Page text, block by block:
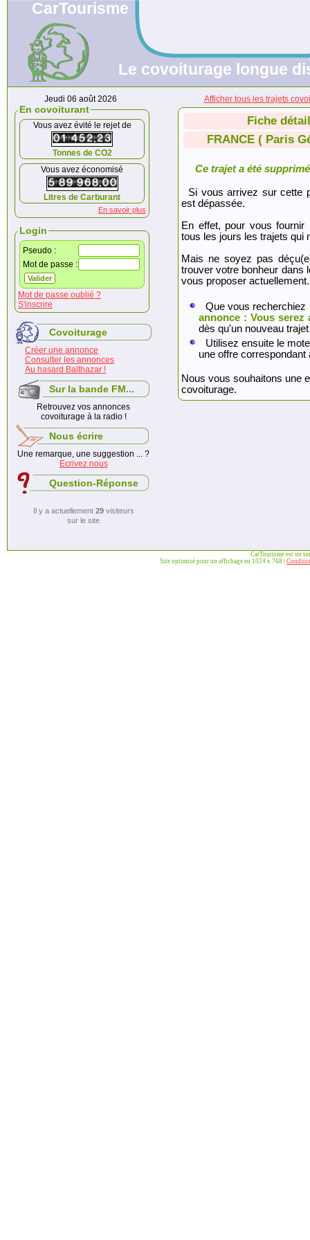
CarTourisme
Le covoiturage longue
Jeudi 06 août 2026
En covoiturant
Vous avez évité le rejet de
Tonnes de CO2
Vous avez économisé
Litres de Carburant
En savoir plus
Login
Pseudo :
Mot de passe :
Mot de passe oublié ?
S'inscrire
Covoiturage
Créer une annonce
Consulter les annonces
Au hasard Balthazar !
Sur la bande FM...
Retrouvez vos annonces
covoiturage à la radio !
Nous écrire
Une remarque, une suggestion ... ?
Ecrivez nous
Question-Réponse
Il y a actuellement 29visiteurs
sur le site
Afficher tous les trajets
Fiche
FRANCE ( Paris
Ce trajet a été
Si vous arrivez sur cette
est dépassée.
En effet, pour vous fournir
tous les jours les trajets qui
Mais ne soyez pas
trouver votre bonheur dans
vous proposer actuellement.
Que vous
annonce : Vous serez
dès qu'un nouveau
Utilisez ensuite le
une offre
Nous vous souhaitons une
covoiturage.
CarTourisme est un
Site optimisé pour un affichage en 1024 x 768 |